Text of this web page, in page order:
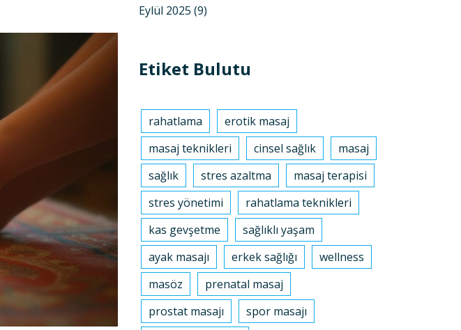
Eylül 2025 (9)
Etiket Bulutu
rahatlama
erotik masaj
masaj teknikleri
cinsel sağlık
masaj
sağlık
stres azaltma
masaj terapisi
stres yönetimi
rahatlama teknikleri
kas gevşetme
sağlıklı yaşam
ayak masajı
erkek sağlığı
wellness
masöz
prenatal masaj
prostat masajı
spor masajı